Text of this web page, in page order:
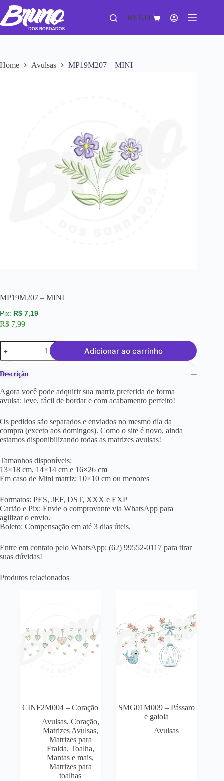
R$ 0,00
Home Avulsas MP19M207 – MINI
MP19M207 – MINI
R$ 7,19
R$ 7,99
Adicionar ao carrinho
Descrição
Agora você pode adquirir sua matriz preferida de forma
avulsa: leve, fácil de bordar e com acabamento perfeito!
Os pedidos são separados e enviados no mesmo dia da
compra (exceto aos domingos). Como o site é novo, ainda
estamos disponibilizando todas as matrizes avulsas!
Tamanhos disponíveis:
13×18 cm, 14×14 cm e 16×26 cm
Em caso de Mini matriz: 10×10 cm ou menores
Formatos: PES, JEF, DST, XXX e EXP
Cartão e Pix: Envie o comprovante via WhatsApp para
agilizar o envio.
Boleto: Compensação em até 3 dias úteis.
Entre em contato pelo WhatsApp: (62) 99552-0117 para tirar
suas dúvidas!
Produtos relacionados
CINF2M004 – Coração
Avulsas, Coração,
Matrizes Avulsas,
Matrizes para
Fralda, Toalha,
Mantas e mais,
Matrizes para
toalhas
SMG01M009 – Pássaro
e gaiola
Avulsas